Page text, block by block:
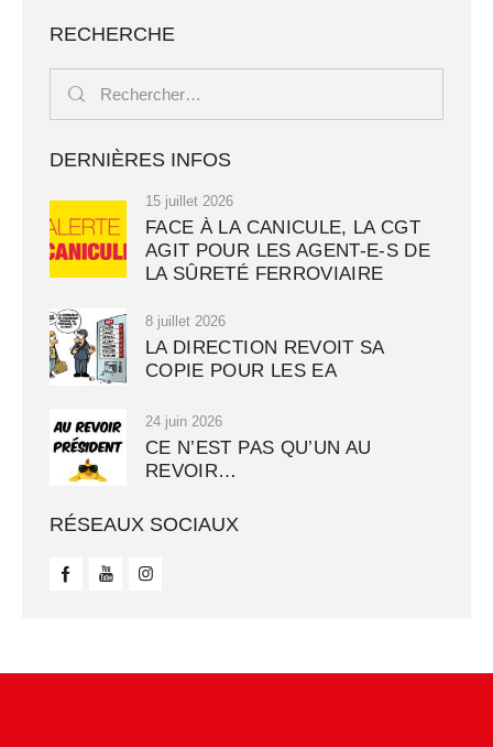
RECHERCHE
DERNIÈRES INFOS
15 juillet 2026
FACE À LA CANICULE, LA CGT
AGIT POUR LES AGENT-E-S DE
LA SÛRETÉ FERROVIAIRE
8 juillet 2026
LA DIRECTION REVOIT SA
COPIE POUR LES EA
24 juin 2026
CE N’EST PAS QU’UN AU
REVOIR…
RÉSEAUX SOCIAUX